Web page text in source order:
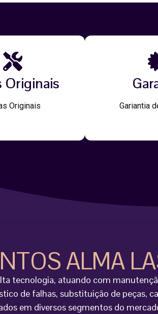
Originais
Originais Gariantia
ALMA
tecnologia, atuando com
de falhas, substituição de peças,
em diversos segmentos do